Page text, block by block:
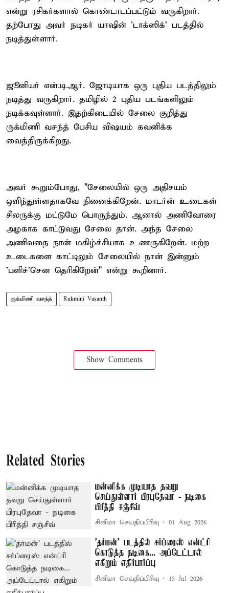
என்று ரசிகர்களால் கொண்டாடப்பட்டும் வருகிறார்.
தற்போது அவர் நடிகர் யாஷின் 'டாக்ஸிக்' படத்தில்
நடித்துள்ளார்.
ஜூனியர் என்.டி.ஆர். ஜோடியாக ஒரு புதிய படத்திலும்
நடித்து வருகிறார். தமிழில் 2 புதிய படங்களிலும்
நடிக்கவுள்ளார். இதற்கிடையில் சேலை குறித்து
ருக்மிணி வசந்த் பேசிய விஷயம் கவனிக்க
வைத்திருக்கிறது.
அவர் கூறும்போது, "சேலையில் ஒரு அதிசயம்
ஒளிந்துள்ளதாகவே நினைக்கிறேன். மாடர்ன் உடைகள்
சிலருக்கு மட்டுமே பொருந்தும். ஆனால் அணிவோரை
அழகாக காட்டுவது சேலை தான். அந்த சேலை
அணிவதை நான் மகிழ்ச்சியாக உணருகிறேன். மற்ற
உடைகளை காட்டிலும் சேலையில் நான் இன்னும்
'பளிச்'சென தெரிகிறேன்" என்று கூறினார்.
ருக்மிணி வசந்த் Rukmini Vasanth
Show Comments
Related Stories
மன்னிக்க முடியாத தவறு
செய்துள்ளார் பிரபுதேவா - நடிகை
பிரீத்தி சஞ்சீவ்
சினிமா செய்திப்பிரிவு 01 Aug 2026
'தர்மன்' படத்தில் சர்ப்ரைஸ் என்ட்ரி
கொடுத்த நடிகை... அப்டேட்டால்
எகிறும் எதிர்பார்ப்பு
சினிமா செய்திப்பிரிவு 15 Jul 2026